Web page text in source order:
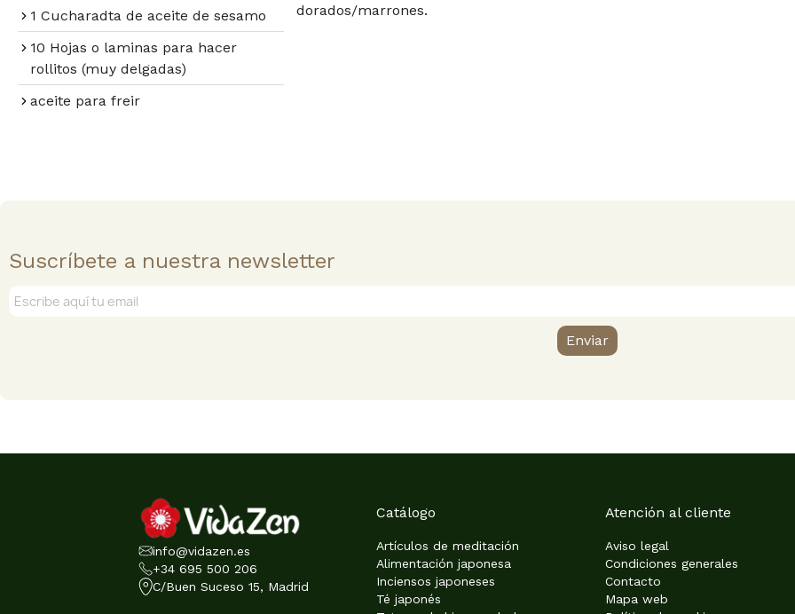
1 Cucharadta de aceite de sesamo
10 Hojas o laminas para hacer
rollitos (muy delgadas)
aceite para freir
dorados/marrones.
Suscríbete a nuestra newsletter
Enviar
info@vidazen.es
+34 695 500 206
C/Buen Suceso 15, Madrid
Catálogo
Artículos de meditación
Alimentación japonesa
Inciensos japoneses
Té japonés
Atención al cliente
Aviso legal
Condiciones generales
Contacto
Mapa web